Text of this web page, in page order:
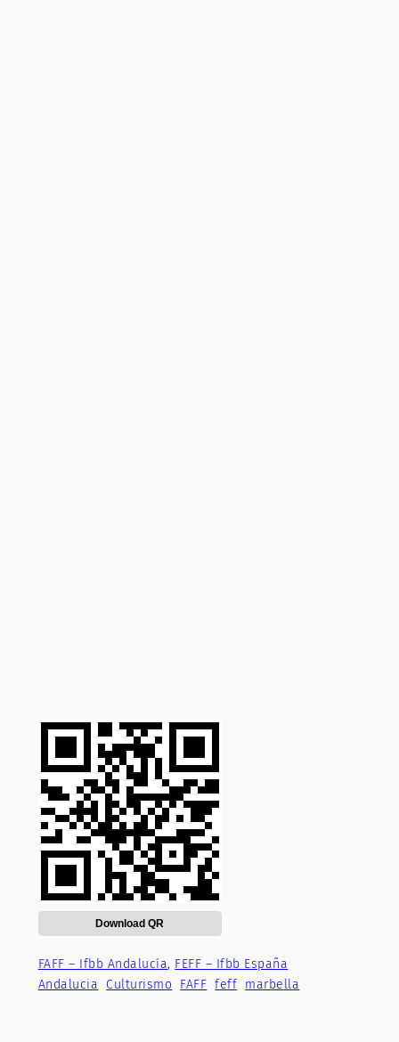
Download QR
FAFF – Ifbb Andalucía, FEFF – Ifbb España
Andalucia
Culturismo FAFF feff marbella